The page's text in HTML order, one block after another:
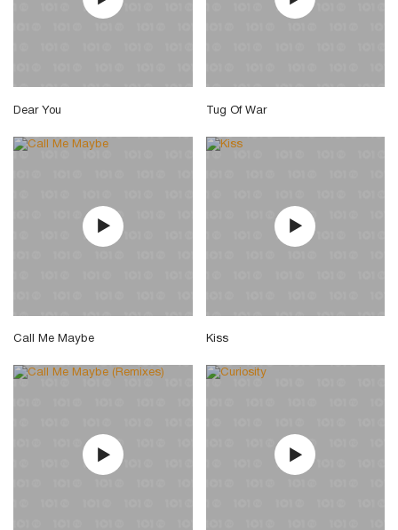
Dear You Tug Of War
Call Me Maybe Kiss